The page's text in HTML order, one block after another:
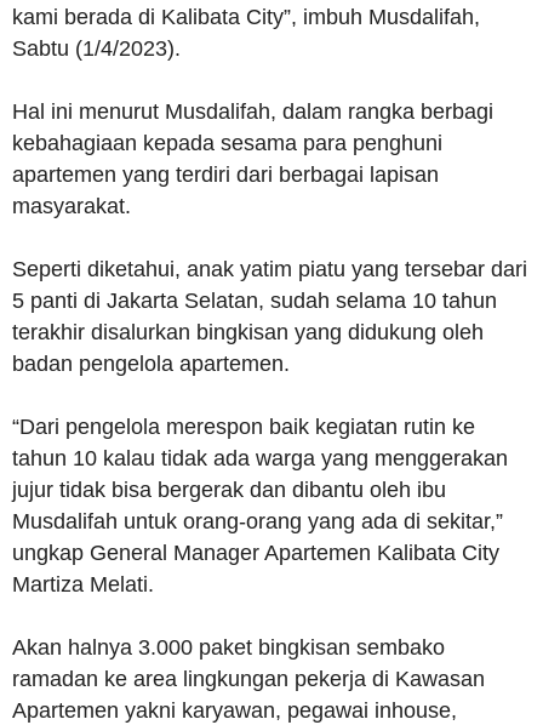
kami berada di Kalibata City”, imbuh Musdalifah,
Sabtu (1/4/2023).
Hal ini menurut Musdalifah, dalam rangka berbagi
kebahagiaan kepada sesama para penghuni
apartemen yang terdiri dari berbagai lapisan
masyarakat.
Seperti diketahui, anak yatim piatu yang tersebar dari
5 panti di Jakarta Selatan, sudah selama 10 tahun
terakhir disalurkan bingkisan yang didukung oleh
badan pengelola apartemen.
“Dari pengelola merespon baik kegiatan rutin ke
tahun 10 kalau tidak ada warga yang menggerakan
jujur tidak bisa bergerak dan dibantu oleh ibu
Musdalifah untuk orang-orang yang ada di sekitar,”
ungkap General Manager Apartemen Kalibata City
Martiza Melati.
Akan halnya 3.000 paket bingkisan sembako
ramadan ke area lingkungan pekerja di Kawasan
Apartemen yakni karyawan, pegawai inhouse,